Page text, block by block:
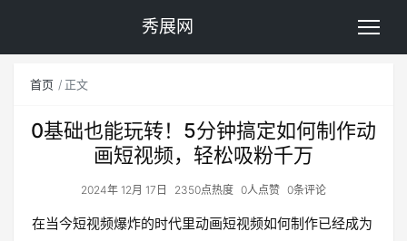
秀展网
首页 正文
0基础也能玩转！5分钟搞定如何制作动
画短视频，轻松吸粉千万
2024年 12月 17日 2350点热度 0人点赞 0条评论
在当今短视频爆炸的时代里动画短视频如何制作已经成为